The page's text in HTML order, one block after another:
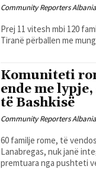
Community Reporters Albania
Prej 11 vitesh mbi 120
Tiranë përballen me
Komuniteti
ende me
të Bashkisë
Community Reporters Albania
60 familje rome, të
Lanabregas, nuk janë
premtuara nga pushteti